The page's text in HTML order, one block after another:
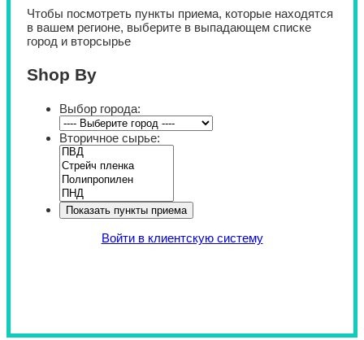
Чтобы посмотреть пункты приема, которые находятся
в вашем регионе, выберите в выпадающем списке
город и вторсырье
Shop By
Выбор города:
Вторичное сырье:
Войти в клиентскую систему